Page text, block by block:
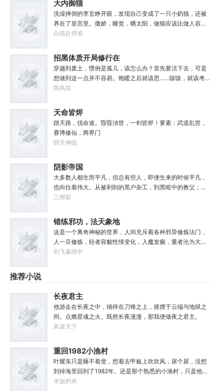
孩子抓了，把他们洗得白白净净的，这种羞辱让我悲愤欲
绝。奸奇：一切变化都是命运的一部分，但命运被那个混蛋
给打碎了。色孽：其实达奇已经被我腐化了，但我不敢告诉
他。………………达奇：前面忘了，后面也忘了，总之，让亚
本就不是海贼王，是妖精的尾巴！开局捕捉艾露莎？开局被
艾琳捕捉！
大内御猫
洗澡摔倒的李玄睁开眼，发现自己变成了一只小奶猫，还被
养在了皇宫里。撒娇，睡觉，晒太阳，做猫应该比做人容易
吧？李玄本打算跟着自己身份高贵的小主受尽一生恩宠，享
都得散。那一夜，他只是多看了一眼，从此便走上了一条不
归路。【虎形十式：1%】李玄：呔！大内御猫在此，鼠辈还
不束手就擒！
白喵赴捋谁
招黑体质开局修行在
废土
穿越到废土，惯例是孤儿，该怎么办？首先要活下去，可是
想做到这一点并不容易。饱暖之后就该思……咳咳，就该考
虑怎么变强了，这更不容易。等曲涧磊开始逐渐变强，他意
陈风笑
天命皆烬
踏天路，伐命途。昏昏浊世，一剑皆烬！要素：武道乱世，
赛博修仙，两界门
阴天神隐
阴影帝国
大多数人都生而平凡，但总有些人，即便生来的时候平凡，
也向往着伟大。从被剥削的黑户杂工，到黑暗中的教父；从
遵守规则的社会底层，到制定规则的幕后皇帝；阳光照耀时
不仅能够和光一样大，甚至还能遮住光！”“我们从不敲诈勒
索任何人，我们赚到的每一分钱，在良心上都能过的去。”如
果有人在夜晚敲响你的房门，他们要么为你带来我的问候，
要么为你的狂妄带来毁灭。至于你会得到什么，这要看你怎
么选，我的朋友！
三脚架
错练邪功，法天象地
这是一个离奇神秘的世界，人间充斥着各种邪异修炼法门，
人一旦修炼，轻者容貌性情变化，入魔发癫，重者沦为大
药，供邪魔采食……段云穿越而来，意外得到一本大药功法
从不藏私，传武天下。谁曾想……“段魔头误我！他告诉我这
桩功滋阴壮阳，如今我却只能蹲着尿尿，呜呜......”“这本《七
分归元气》是那魔头教的我，我如今不是被杀就是踩屎，神
算先生说我少了七成气运。”“段魔头说的话一句都不要听！
万妙宫的仙子本来要举宫飞天的，结果却一夜间入了魔，沦
过练练武，传传功，偶尔法天象地一下，怎么就成了罄竹难
书的魔头了呢？这是污蔑！同样的功法，为什么我就没有问
题？错的是你们，不可能是我啊！
剑飞暴雨中
推荐小说
长夜君主
他游走在长夜之中，徜徉在刀锋之上，摇摆于云端与地狱之
间。点燃星魂之火。既然长夜漫漫，那我便做夜之君主。
风凌天下
重回1982小渔村
叶耀东只是睡不着觉，想着去甲板上吹吹风，尿个尿，没想
到掉海里回到了1982年。还是那个熟悉的小渔村，只是他已
经不是年轻时候的他了。混账了半辈子，这回他想好好来过
米饭的米